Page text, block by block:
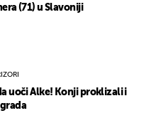
(71) u Slavoniji
uoči Alke! Konji proklizali i